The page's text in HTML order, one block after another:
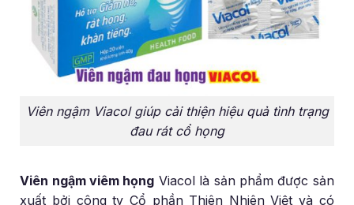
Viên ngậm Viacol giúp cải thiện hiệu quả tình trạng
đau rát cổ họng
Viên ngậm viêm họng Viacol là sản phẩm được sản
xuất bởi công ty Cổ phần Thiên Nhiên Việt và có